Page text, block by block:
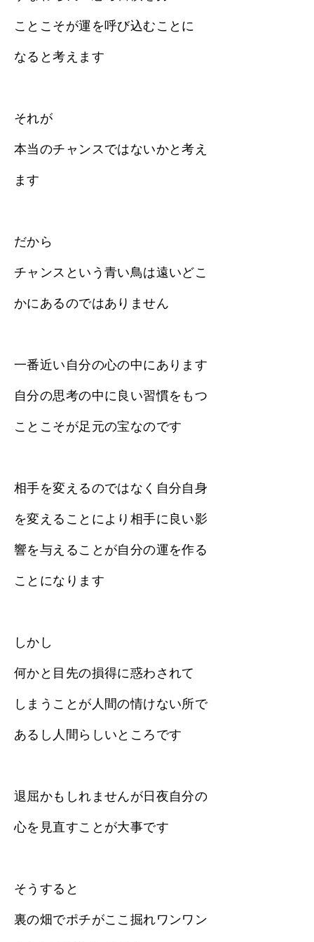
ことこそが運を呼び込むことに
なると考えます
それが
本当のチャンスではないかと考え
ます
だから
チャンスという青い鳥は遠いどこ
かにあるのではありません
一番近い自分の心の中にあります
自分の思考の中に良い習慣をもつ
ことこそが足元の宝なのです
相手を変えるのではなく自分自身
を変えることにより相手に良い影
響を与えることが自分の運を作る
ことになります
しかし
何かと目先の損得に惑わされて
しまうことが人間の情けない所で
あるし人間らしいところです
退屈かもしれませんが日夜自分の
心を見直すことが大事です
そうすると
裏の畑でポチがここ掘れワンワン